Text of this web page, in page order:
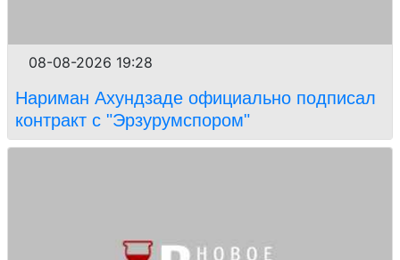
08-08-2026 19:28
Нариман Ахундзаде официально подписал
контракт с "Эрзурумспором"